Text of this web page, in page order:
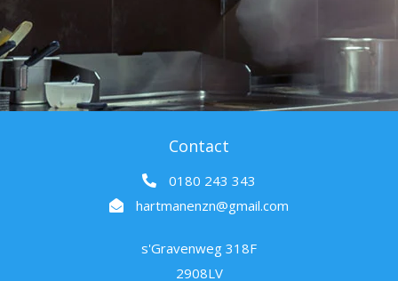
Contact
0180 243 343
hartmanenzn@gmail.com
s'Gravenweg 318F
2908LV